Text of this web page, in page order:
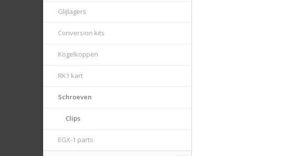
Glijlagers
Conversion kits
Kogelkoppen
RK1 kart
Schroeven
Clips
EGX-1 parts